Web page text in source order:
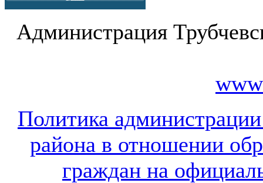
Администрация
Политика
района в отношении
граждан на